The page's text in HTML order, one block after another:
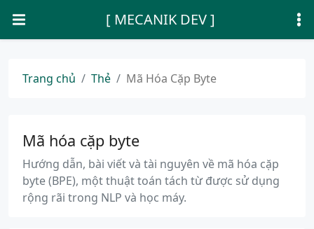
[ MECANIK DEV ]
Trang chủ Thẻ Mã Hóa Cặp Byte
Mã hóa cặp byte
Hướng dẫn, bài viết và tài nguyên về mã hóa cặp
byte (BPE), một thuật toán tách từ được sử dụng
rộng rãi trong NLP và học máy.